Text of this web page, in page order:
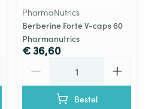
PharmaNutrics
Berberine Forte V-caps 60
Pharmanutrics
€ 36,60
Bestel